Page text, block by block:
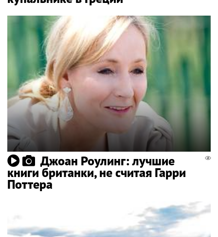
Джоан Роулинг: лучшие
книги британки, не считая Гарри
Поттера